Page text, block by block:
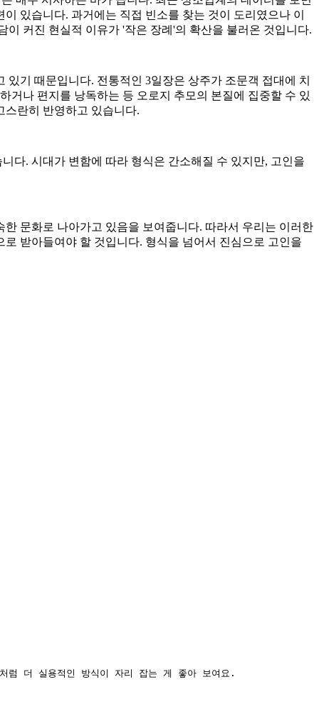
있습니다. 과거에는 직접 빈소를 찾는 것이 도리였으나 이
커진 현실적 이유가 '작은 장례'의 확산을 불러온 것입니다.
기 때문입니다. 전통적인 3일장은 상주가 조문객 접대에 치
거나 편지를 낭독하는 등 오로지 추모의 본질에 집중할 수 있
스란히 반영하고 있습니다.
다. 시대가 변함에 따라 형식은 간소해질 수 있지만, 고인을
문화로 나아가고 있음을 보여줍니다. 따라서 우리는 이러한
받아들여야 할 것입니다. 형식을 넘어서 진심으로 고인을
럼 더 실용적인 방식이 자리 잡는 게 좋아 보여요.